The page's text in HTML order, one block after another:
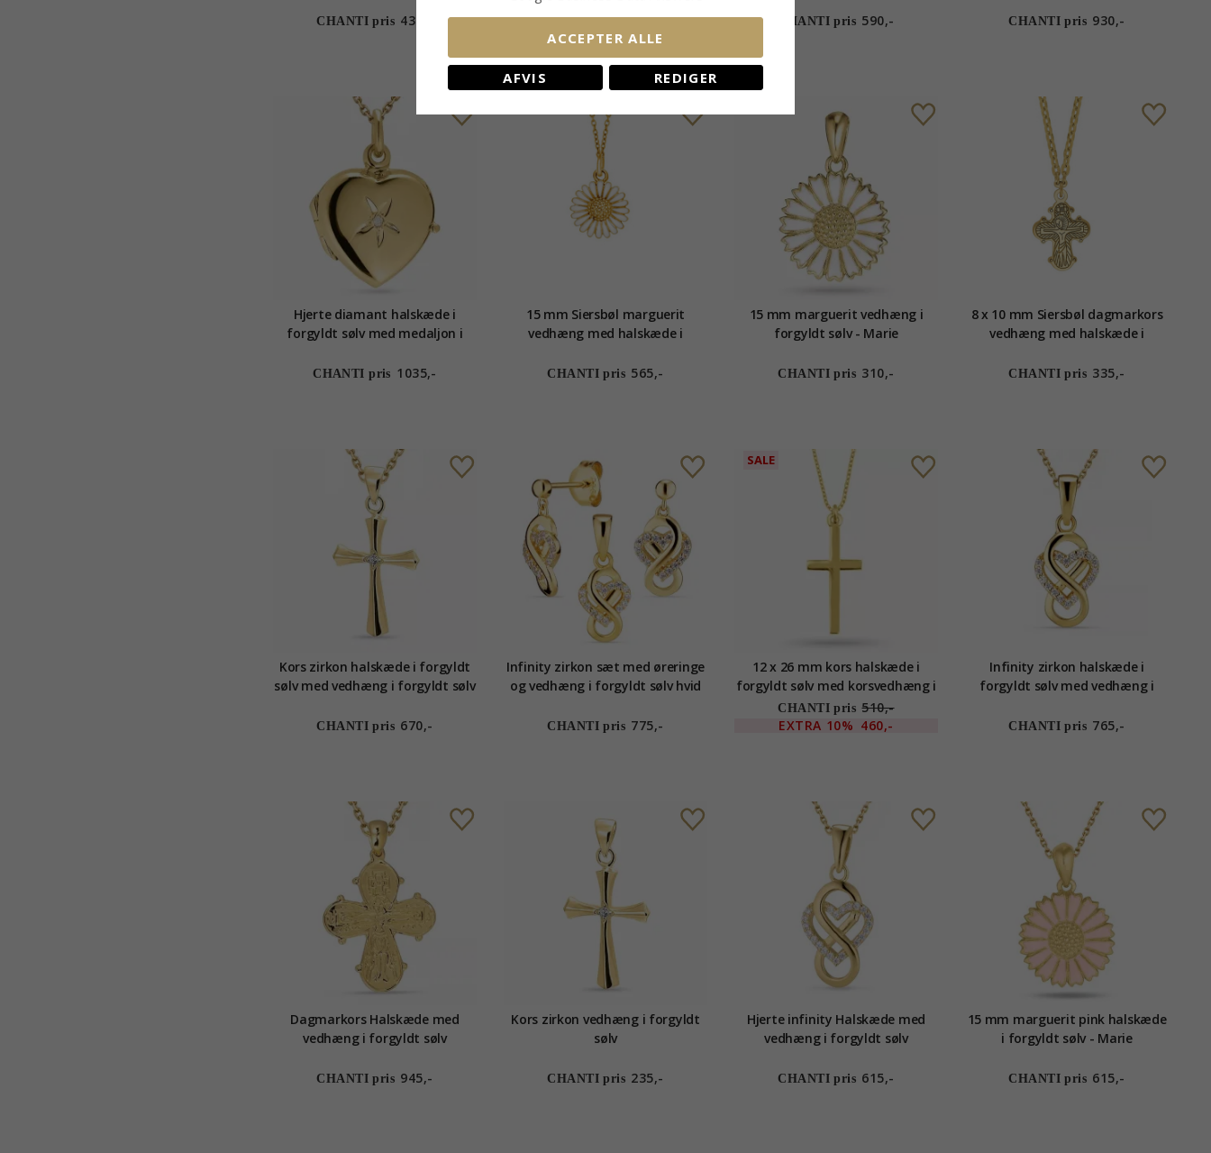
CHANTI pris 435,- CHANTI pris 920,- CHANTI pris 590,- CHANTI pris 930,-
Hjerte diamant halskæde i
forgyldt sølv med medaljon i
CHANTI pris 1035,-
15 mm Siersbøl marguerit
vedhæng med halskæde i
CHANTI pris 565,-
15 mm marguerit vedhæng i
forgyldt sølv - Marie
CHANTI pris 310,-
8 x 10 mm Siersbøl dagmarkors
vedhæng med halskæde i
CHANTI pris 335,-
Kors zirkon halskæde i forgyldt
sølv med vedhæng i forgyldt sølv
CHANTI pris 670,-
Infinity zirkon sæt med øreringe
og vedhæng i forgyldt sølv hvid
CHANTI pris 775,-
SALE
12 x 26 mm kors halskæde i
forgyldt sølv med korsvedhæng i
forgyldt sølv
CHANTI pris 510,-
EXTRA 10% 460,-
Infinity zirkon halskæde i
forgyldt sølv med vedhæng i
CHANTI pris 765,-
Dagmarkors Halskæde med
vedhæng i forgyldt sølv
CHANTI pris 945,-
Kors zirkon vedhæng i forgyldt
sølv
CHANTI pris 235,-
Hjerte infinity Halskæde med
vedhæng i forgyldt sølv
CHANTI pris 615,-
15 mm marguerit pink halskæde
i forgyldt sølv - Marie
CHANTI pris 615,-
ACCEPTER ALLE
AFVIS REDIGER